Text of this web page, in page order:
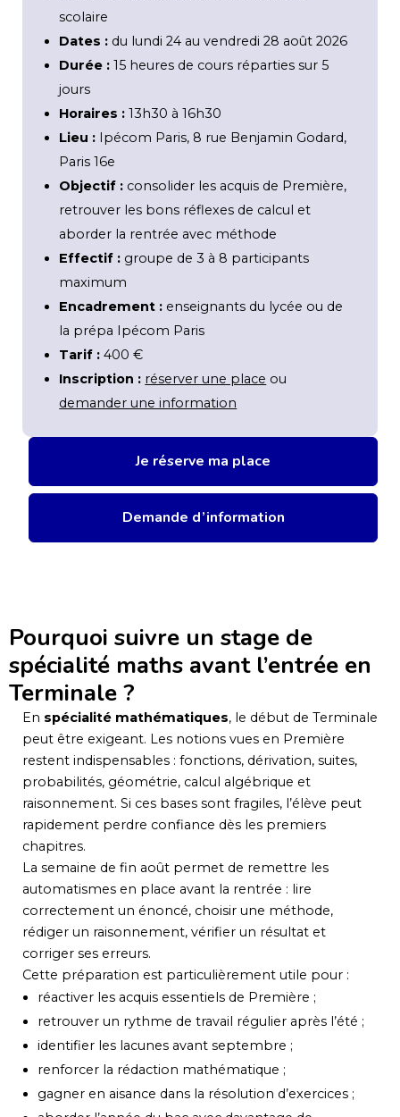
scolaire
Dates : du lundi 24 au vendredi 28 août 2026
Durée : 15 heures de cours réparties sur 5
jours
Horaires : 13h30 à 16h30
Lieu : Ipécom Paris, 8 rue Benjamin Godard,
Paris 16e
Objectif : consolider les acquis de Première,
retrouver les bons réflexes de calcul et
aborder la rentrée avec méthode
Effectif : groupe de 3 à 8 participants
maximum
Encadrement : enseignants du lycée ou de
la prépa Ipécom Paris
Tarif : 400 €
Inscription : réserver une place ou
demander une information
Je réserve ma place
Demande d’information
Pourquoi suivre un stage de
spécialité maths avant l’entrée en
Terminale ?
En spécialité mathématiques, le début de Terminale
peut être exigeant. Les notions vues en Première
restent indispensables : fonctions, dérivation, suites,
probabilités, géométrie, calcul algébrique et
raisonnement. Si ces bases sont fragiles, l’élève peut
rapidement perdre confiance dès les premiers
chapitres.
La semaine de fin août permet de remettre les
automatismes en place avant la rentrée : lire
correctement un énoncé, choisir une méthode,
rédiger un raisonnement, vérifier un résultat et
corriger ses erreurs.
Cette préparation est particulièrement utile pour :
réactiver les acquis essentiels de Première ;
retrouver un rythme de travail régulier après l’été ;
identifier les lacunes avant septembre ;
renforcer la rédaction mathématique ;
gagner en aisance dans la résolution d’exercices ;